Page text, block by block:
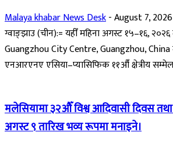
Malaya khabar News Desk-August 7, 2026
ग्वाङ्झाउ (चीन):= यहीँ महिना अगस्ट १५–१६,
Guangzhou City Centre, Guangzhou,
एनआरएनए एसिया–प्यासिफिक ११औँ क्षेत्रीय
मलेसियामा ३२औँ विश्व आदिवासी दिवस
अगस्ट ९ तारिख भव्य रूपमा मनाइने।